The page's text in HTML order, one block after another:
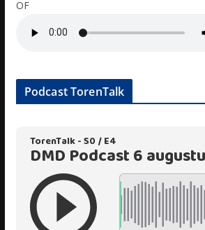
OF
Podcast TorenTalk